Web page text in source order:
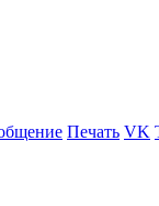
Печать VK